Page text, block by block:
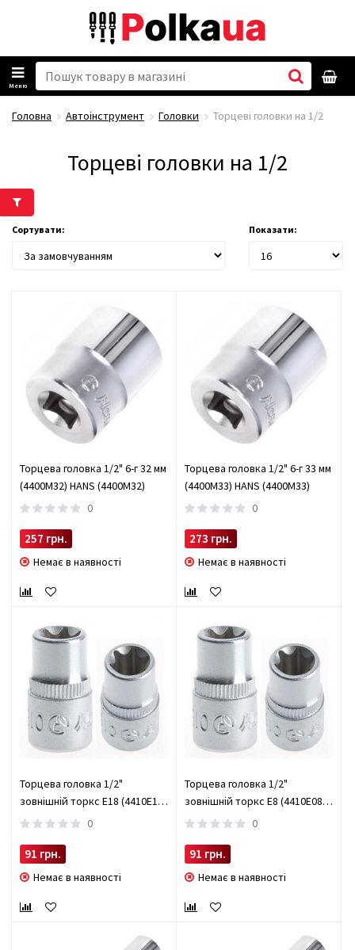
Меню
Головна Автоінструмент Головки Торцеві головки на 1/2
Торцеві головки на 1/2
Сортувати: Показати:
Торцева головка 1/2" 6-г 32 мм
(4400M32) HANS (4400M32)
0
257 грн.
Немає в наявності
Торцева головка 1/2" 6-г 33 мм
(4400M33) HANS (4400M33)
0
273 грн.
Немає в наявності
Торцева головка 1/2"
зовнішній торкс Е18 (4410E18)
HANS (4410Е18)
0
91 грн.
Немає в наявності
Торцева головка 1/2"
зовнішній торкс Е8 (4410E08)
HANS (4410Е08)
0
91 грн.
Немає в наявності